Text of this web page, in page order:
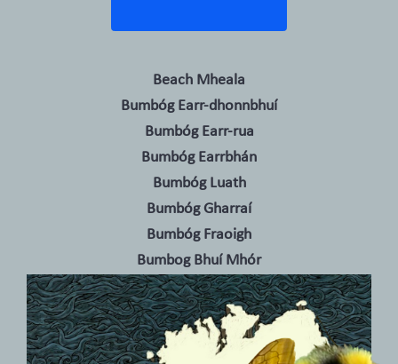
Beach Mheala
Bumbóg Earr-dhonnbhuí
Bumbóg Earr-rua
Bumbóg Earrbhán
Bumbóg Luath
Bumbóg Gharraí
Bumbóg Fraoigh
Bumbog Bhuí Mhór